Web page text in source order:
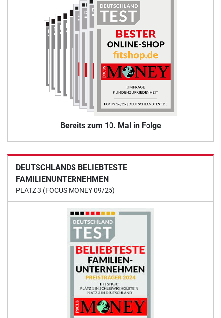
Bereits zum 10. Mal in Folge
DEUTSCHLANDS BELIEBTESTE
FAMILIENUNTERNEHMEN
PLATZ 3 (FOCUS MONEY 09/25)